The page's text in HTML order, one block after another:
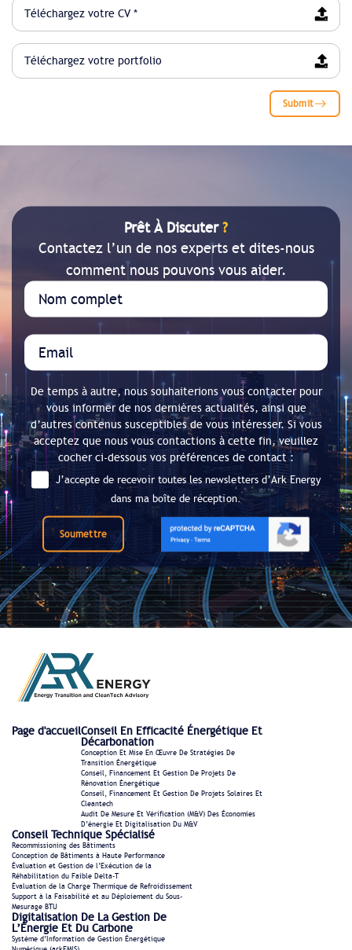
Téléchargez votre CV *
Téléchargez votre portfolio
Submit
Prêt À Discuter?
Contactez l’un de nos experts et dites-nous
comment nous pouvons vous aider.
De temps à autre, nous souhaiterions vous contacter pour
vous informer de nos dernières actualités, ainsi que
d’autres contenus susceptibles de vous intéresser. Si vous
acceptez que nous vous contactions à cette fin, veuillez
cocher ci-dessous vos préférences de contact :
J’accepte de recevoir toutes les newsletters d’Ark Energy
dans ma boîte de réception.
Soumettre
Page d'accueilConseil En Efficacité Énergétique Et
Décarbonation
Conception Et Mise En Œuvre De Stratégies De
Transition Énergétique
Conseil, Financement Et Gestion De Projets De
Rénovation Énergétique
Conseil, Financement Et Gestion De Projets Solaires Et
Cleantech
Audit De Mesure Et Vérification (M&V) Des Économies
D’énergie Et Digitalisation Du M&V
Conseil Technique Spécialisé
Recommissioning des Bâtiments
Conception de Bâtiments à Haute Performance
Évaluation et Gestion de l’Exécution de la
Réhabilitation du Faible Delta-T
Évaluation de la Charge Thermique de Refroidissement
Support à la Faisabilité et au Déploiement du Sous-
Mesurage BTU
Digitalisation De La Gestion De
L’Énergie Et Du Carbone
Système d’Information de Gestion Énergétique